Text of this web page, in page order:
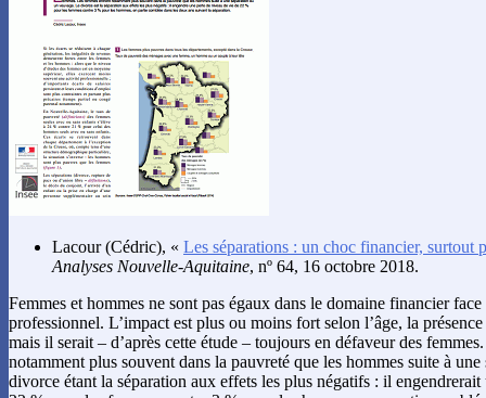
Lacour(Cédric), « Les séparations : un choc financier, surtout
Analyses Nouvelle-Aquitaine, nº 64, 16 octobre 2018.
Femmes et hommes ne sont pas égaux dans le domaine financier
professionnel. L’impact est plus ou moins fort selon l’âge, la
mais il serait – d’après cette étude – toujours en défaveur des
notamment plus souvent dans la pauvreté que les hommes suite à
divorce étant la séparation aux effets les plus négatifs : il